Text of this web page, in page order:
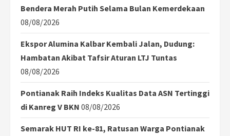
Bendera Merah Putih Selama Bulan Kemerdekaan
08/08/2026
Ekspor Alumina Kalbar Kembali Jalan, Dudung:
Hambatan Akibat Tafsir Aturan LTJ Tuntas
08/08/2026
Pontianak Raih Indeks Kualitas Data ASN Tertinggi
di Kanreg V BKN 08/08/2026
Semarak HUT RI ke-81, Ratusan Warga Pontianak